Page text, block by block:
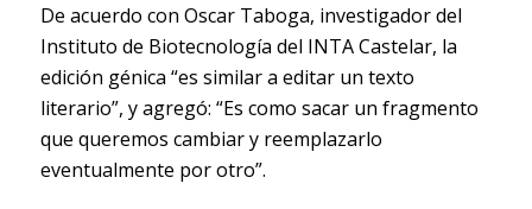
De acuerdo con Oscar Taboga, investigador del
Instituto de Biotecnología del INTA Castelar, la
edición génica “es similar a editar un texto
literario”, y agregó: “Es como sacar un fragmento
que queremos cambiar y reemplazarlo
eventualmente por otro”.